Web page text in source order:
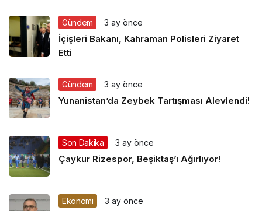
Gündem 3 ay önce
İçişleri Bakanı, Kahraman Polisleri Ziyaret
Etti
Gündem 3 ay önce
Yunanistan’da Zeybek Tartışması Alevlendi!
Son Dakika 3 ay önce
Çaykur Rizespor, Beşiktaş’ı Ağırlıyor!
Ekonomi 3 ay önce